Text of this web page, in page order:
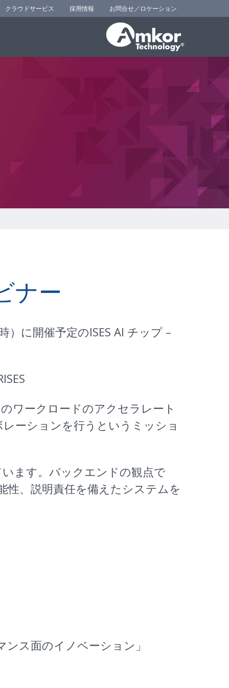
クラウドサービス 採用情報 お問合せ／ロケーション
ナー
）に開催予定のISES AI チップ –
ワークロードのアクセラレート
ーションを行うというミッショ
ます。バックエンドの観点で
性、説明責任を備えたシステムを
ンス面のイノベーション 」